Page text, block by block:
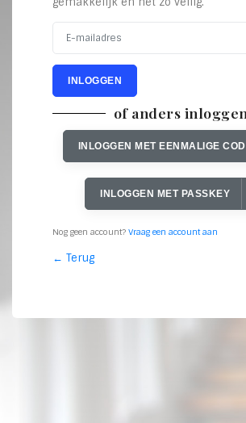
INLOGGEN
of anders inloggen
INLOGGEN MET EENMALIGE
INLOGGEN MET PASSKEY
Nog geen account? Vraag een account aan
← Terug